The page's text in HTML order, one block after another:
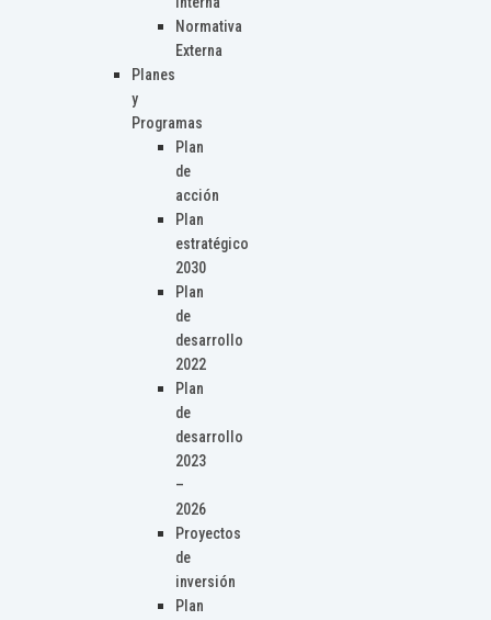
Normativa
Externa
Planes
y
Programas
Plan
de
acción
Plan
estratégico
2030
Plan
de
desarrollo
2022
Plan
de
desarrollo
2023
–
2026
Proyectos
de
inversión
Plan